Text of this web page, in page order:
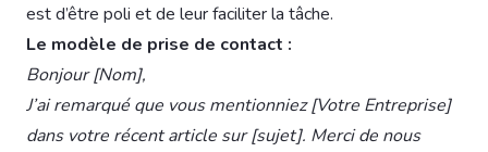
est d’être poli et de leur faciliter la tâche.
Le modèle de prise de contact :
Bonjour [Nom],
J’ai remarqué que vous mentionniez [Votre Entreprise]
dans votre récent article sur [sujet]. Merci de nous